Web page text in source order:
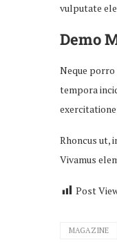
vulputate
Demo
Neque porro
tempora
Rhoncus ut,
Vivamus
Post
MAGAZINE